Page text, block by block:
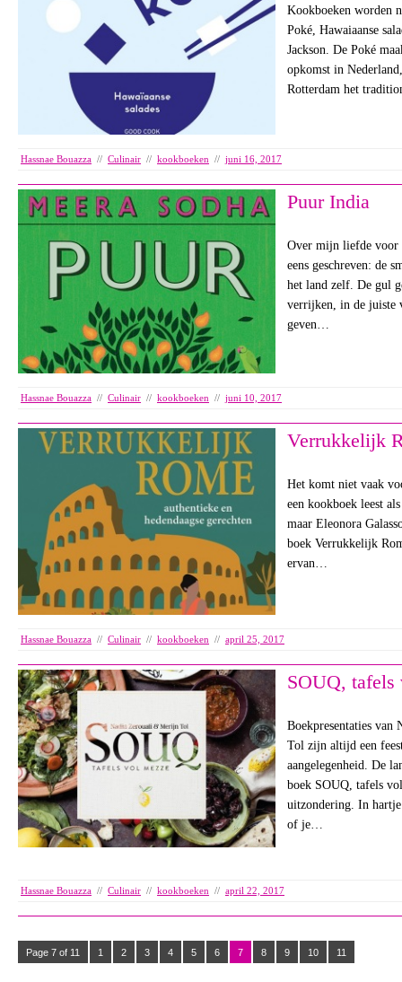
Kookboeken worden
Poké, Hawaiaanse
Jackson. De Poké
opkomst in
Rotterdam het
Hassnae Bouazza // Culinair // kookboeken // juni 16, 2017
Puur India
Over mijn liefde voor
eens geschreven: de
het land zelf. De gul
verrijken, in de juiste
geven…
Hassnae Bouazza // Culinair // kookboeken // juni 10, 2017
Verrukkelijk
Het komt niet vaak
een kookboek leest
maar Eleonora
boek Verrukkelijk
ervan…
Hassnae Bouazza // Culinair // kookboeken // april 25, 2017
SOUQ, tafels
Boekpresentaties van
Tol zijn altijd een
aangelegenheid. De
boek SOUQ, tafels
uitzondering. In
of je…
Hassnae Bouazza // Culinair // kookboeken // april 22, 2017
Page 7 of 11 1 2 3 4 5 6 7 8 9 10 11